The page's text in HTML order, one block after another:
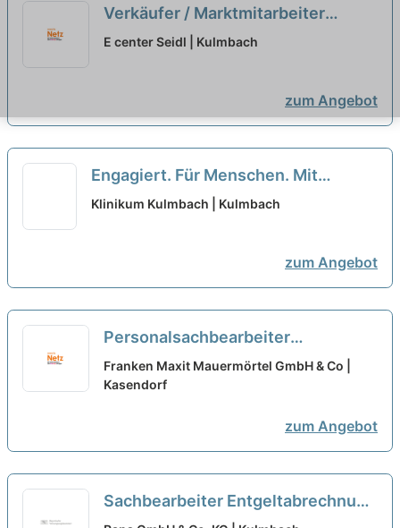
Verkäufer / Marktmitarbeiter
(m/w/d) Vollzeit / Teilzeit
E center Seidl | Kulmbach
zum Angebot
Engagiert. Für Menschen. Mit
Menschen. Oberarzt (m/w/d)
Klinikum Kulmbach | Kulmbach
zum Angebot
Personalsachbearbeiter
Entgeltabrechnung (m/w/d)
Vollzeit / Teilzeit
Franken Maxit Mauermörtel GmbH & Co |
Kasendorf
zum Angebot
Sachbearbeiter Entgeltabrechnung